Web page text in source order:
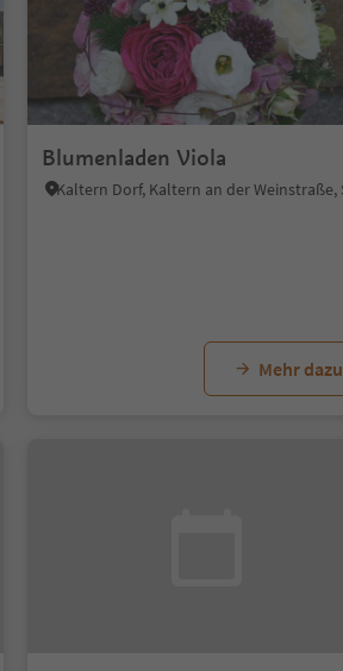
Blumenladen Viola
Mehr dazu